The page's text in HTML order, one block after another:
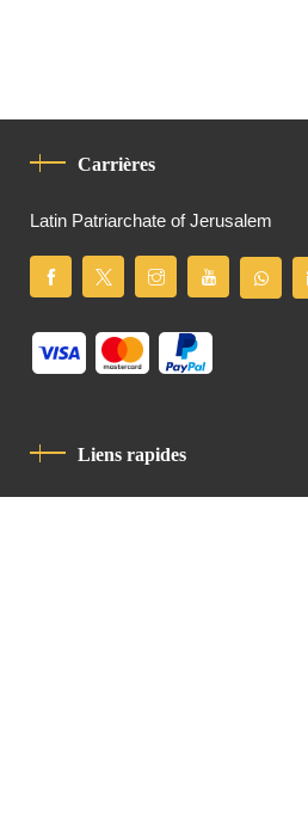
Carrières
Latin Patriarchate of Jerusalem
Liens rapides